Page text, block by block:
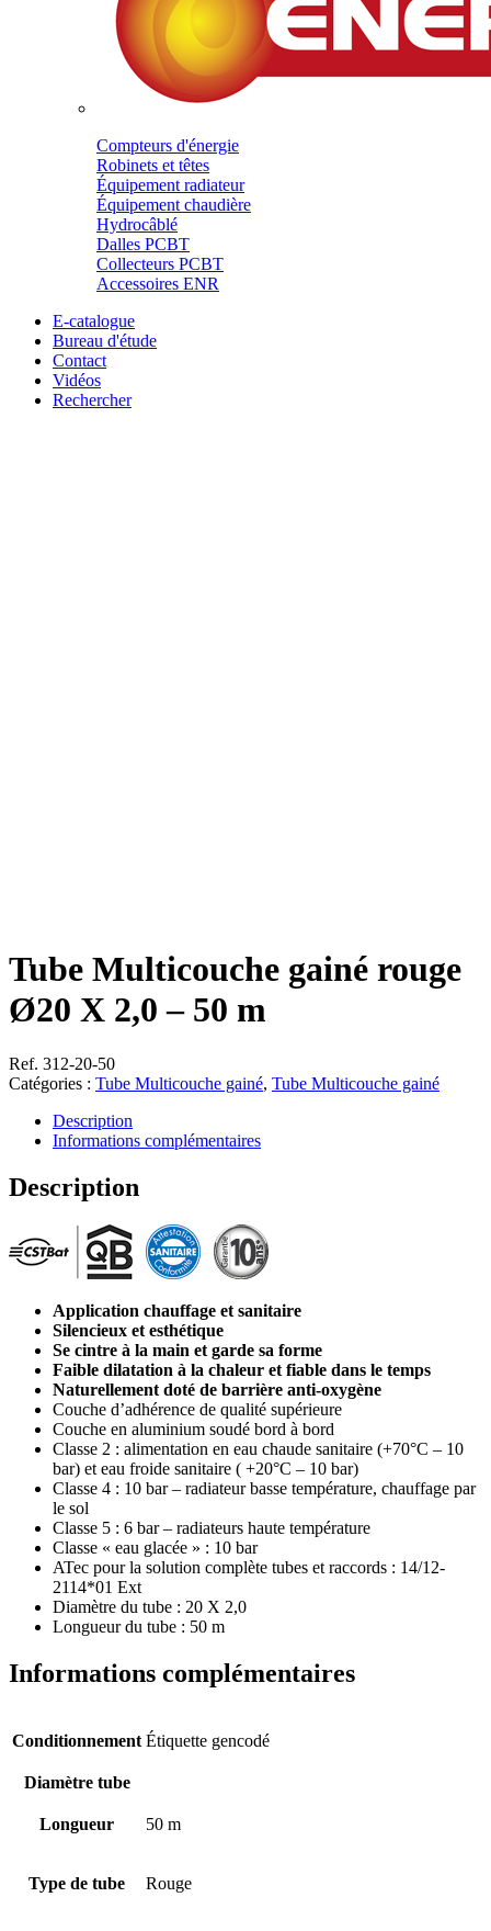
Compteurs d'énergie
Robinets et têtes
Équipement radiateur
Équipement chaudière
Hydrocâblé
Dalles PCBT
Collecteurs PCBT
Accessoires ENR
E-catalogue
Bureau d'étude
Contact
Vidéos
Rechercher
Tube Multicouche gainé rouge
Ø20 X 2,0 – 50 m
Ref. 312-20-50
Catégories : Tube Multicouche gainé, Tube Multicouche gainé
Description
Informations complémentaires
Description
Application chauffage et sanitaire
Silencieux et esthétique
Se cintre à la main et garde sa forme
Faible dilatation à la chaleur et fiable dans le temps
Naturellement doté de barrière anti-oxygène
Couche d’adhérence de qualité supérieure
Couche en aluminium soudé bord à bord
Classe 2 : alimentation en eau chaude sanitaire (+70°C – 10
bar) et eau froide sanitaire ( +20°C – 10 bar)
Classe 4 : 10 bar – radiateur basse température, chauffage par
le sol
Classe 5 : 6 bar – radiateurs haute température
Classe « eau glacée » : 10 bar
ATec pour la solution complète tubes et raccords : 14/12-
2114*01 Ext
Diamètre du tube : 20 X 2,0
Longueur du tube : 50 m
Informations complémentaires
Conditionnement Étiquette gencodé
Diamètre tube
Longueur 50 m
Type de tube Rouge